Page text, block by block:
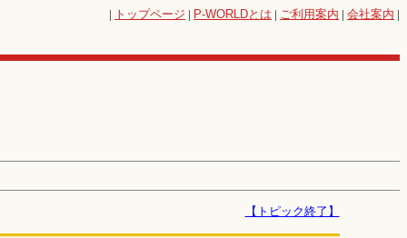
| トップページ | P-WORLDとは | ご利用案内 | 会社案内 |
【トピック終了】